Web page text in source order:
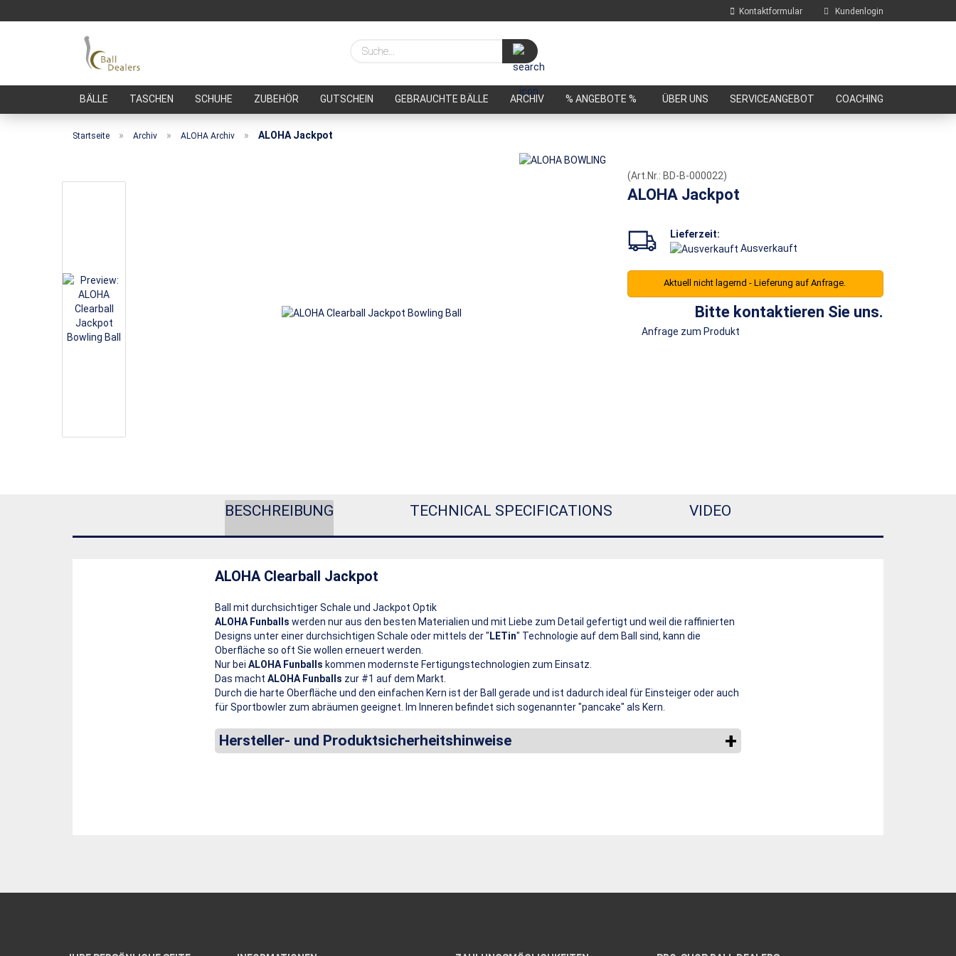
Kontaktformular Kundenlogin
E-Mail
Passwort vergessen?
Suche...
BÄLLE TASCHEN SCHUHE ZUBEHÖR GUTSCHEIN GEBRAUCHTE BÄLLE ARCHIV % ANGEBOTE % ÜBER UNS SERVICEANGEBOT COACHING
Startseite » Archiv » ALOHA Archiv » ALOHA Jackpot
(Art.Nr.: BD-B-000022)
ALOHA Jackpot
Lieferzeit:
Ausverkauft
Aktuell nicht lagernd - Lieferung auf Anfrage.
Bitte kontaktieren Sie uns.
Anfrage zum Produkt
BESCHREIBUNG TECHNICAL SPECIFICATIONS VIDEO
ALOHA Clearball Jackpot
Ball mit durchsichtiger Schale und Jackpot Optik
ALOHA Funballs werden nur aus den besten Materialien und mit Liebe zum Detail gefertigt und weil die raffinierten
Designs unter einer durchsichtigen Schale oder mittels der " LETin" Technologie auf dem Ball sind, kann die
Oberfläche so oft Sie wollen erneuert werden.
Nur bei ALOHA Funballs kommen modernste Fertigungstechnologien zum Einsatz.
Das macht ALOHA Funballs zur #1 auf dem Markt.
Durch die harte Oberfläche und den einfachen Kern ist der Ball gerade und ist dadurch ideal für Einsteiger oder auch
für Sportbowler zum abräumen geeignet. Im Inneren befindet sich sogenannter "pancake" als Kern.
Hersteller- und Produktsicherheitshinweise